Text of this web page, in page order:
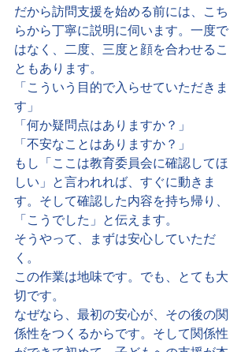
だから訪問支援を始める前には、こち
らから丁寧に説明に伺います。一度で
はなく、二度、三度と顔を合わせるこ
ともあります。
「こういう目的で入らせていただきま
す」
「何か疑問点はありますか？」
「不安なことはありますか？」
もし「ここは教育委員会に確認してほ
しい」と言われれば、すぐに動きま
す。そして確認した内容を持ち帰り、
「こうでした」と伝えます。
そうやって、まずは安心していただ
く。
この作業は地味です。でも、とても大
切です。
なぜなら、最初の安心が、その後の関
係性をつくるからです。そして関係性